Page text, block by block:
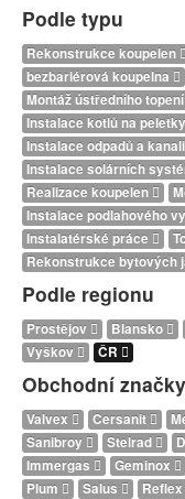
Podle typu
Rekonstrukce koupelen
bezbariérová koupelna
Montáž ústředního topení
Instalace kotlů na peletky
Instalace odpadů a
Instalace solárních
Realizace koupelen
Instalace podlahového
Instalatérské práce
Rekonstrukce bytových
Podle regionu
Prostějov Blansko
Vyškov
ČR
Obchodní značky
Valvex Cersanit
Sanibroy
Stelrad
Immergas
Geminox
Plum
Salus Reflex